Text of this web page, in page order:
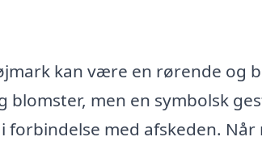
kan være en rørende og
men en symbolsk
forbindelse med afskeden.